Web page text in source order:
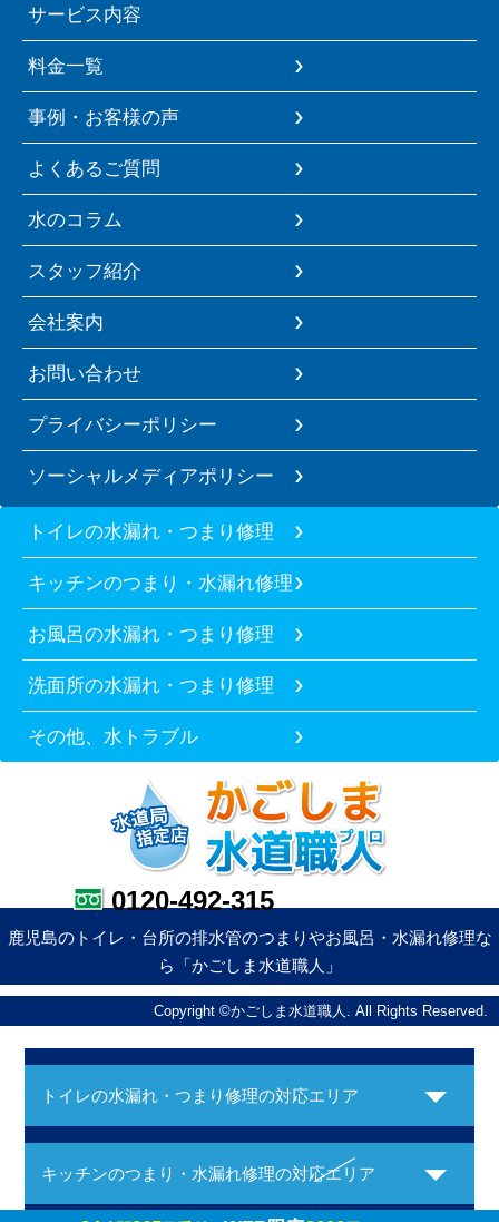
サービス内容
料金一覧
事例・お客様の声
よくあるご質問
水のコラム
スタッフ紹介
会社案内
お問い合わせ
プライバシーポリシー
ソーシャルメディアポリシー
トイレの水漏れ・つまり修理
キッチンのつまり・水漏れ修理
お風呂の水漏れ・つまり修理
洗面所の水漏れ・つまり修理
その他、水トラブル
0120-492-315
鹿児島のトイレ・台所の排水管のつまりやお風呂・水漏れ修理な
ら「かごしま水道職人」
Copyright ©かごしま水道職人. All Rights Reserved.
トイレの水漏れ・つまり修理の対応エリア
キッチンのつまり・水漏れ修理の対応エリア